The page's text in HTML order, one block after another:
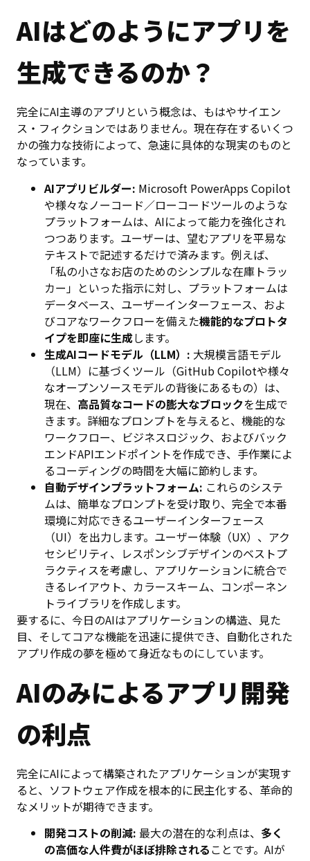
AIはどのようにアプリを
生成できるのか？
完全にAI主導のアプリという概念は、もはやサイエン
ス・フィクションではありません。現在存在するいくつ
かの強力な技術によって、急速に具体的な現実のものと
なっています。
AIアプリビルダー: Microsoft PowerApps Copilot
や様々なノーコード／ローコードツールのような
プラットフォームは、AIによって能力を強化され
つつあります。ユーザーは、望むアプリを平易な
テキストで記述するだけで済みます。例えば、
「私の小さなお店のためのシンプルな在庫トラッ
カー」といった指示に対し、プラットフォームは
データベース、ユーザーインターフェース、およ
びコアなワークフローを備えた機能的なプロトタ
イプを即座に生成します。
生成AIコードモデル（LLM）: 大規模言語モデル
（LLM）に基づくツール（GitHub Copilotや様々
なオープンソースモデルの背後にあるもの）は、
現在、 高品質なコードの膨大なブロックを生成で
きます。詳細なプロンプトを与えると、機能的な
ワークフロー、ビジネスロジック、およびバック
エンドAPIエンドポイントを作成でき、手作業によ
るコーディングの時間を大幅に節約します。
自動デザインプラットフォーム: これらのシステ
ムは、簡単なプロンプトを受け取り、完全で本番
環境に対応できるユーザーインターフェース
（UI）を出力します。ユーザー体験（UX）、アク
セシビリティ、レスポンシブデザインのベストプ
ラクティスを考慮し、アプリケーションに統合で
きるレイアウト、カラースキーム、コンポーネン
トライブラリを作成します。
要するに、今日のAIはアプリケーションの構造、見た
目、そしてコアな機能を迅速に提供でき、自動化された
アプリ作成の夢を極めて身近なものにしています。
AIのみによるアプリ開発
の利点
完全にAIによって構築されたアプリケーションが実現す
ると、ソフトウェア作成を根本的に民主化する、革命的
なメリットが期待できます。
開発コストの削減: 最大の潜在的な利点は、 多く
の高価な人件費がほぼ排除されることです。AIが